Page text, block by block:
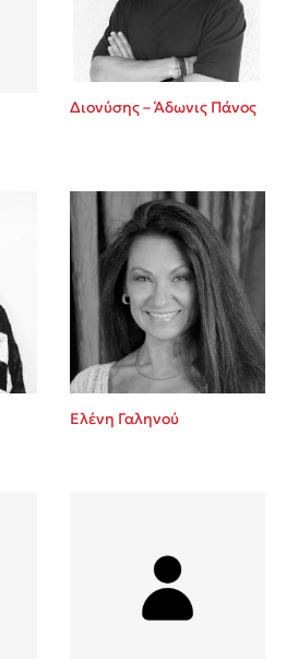
στο σχολείο
Αφήστε τους
Διονύσης – Άδωνις Πάνος
Ελένη Γαληνού